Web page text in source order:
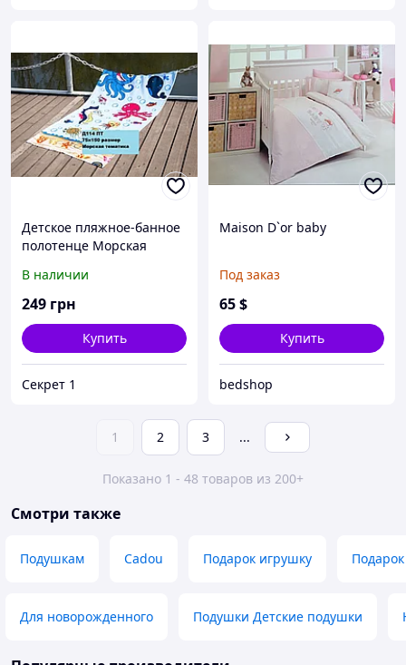
Детское пляжное-банное
полотенце Морская
В наличии
249 грн
Купить
Секрет 1
Maison D`or baby
Под заказ
65$
Купить
bedshop
1 2 3 ...
Показано 1 - 48 товаров из 200+
Смотри также
Подушкам Cadou Подарок игрушку
Для новорожденного Подушки Детские подушки